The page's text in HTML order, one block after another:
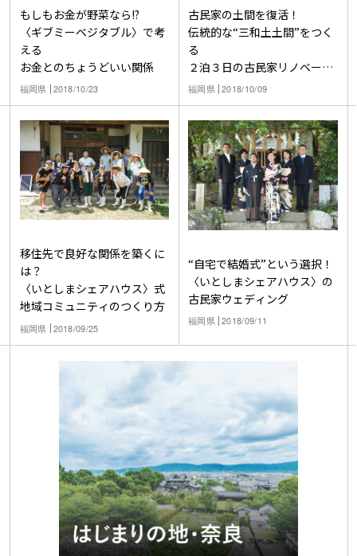
もしもお金が野菜なら!?
〈ギブミーベジタブル〉で考
える
お金とのちょうどいい関係
福岡県 2018/10/23
古民家の土間を復活！
伝統的な“三和土土間”をつく
る
２泊３日の古民家リノベーシ
ョン合宿
福岡県 2018/10/09
移住先で良好な関係を築くに
は？
〈いとしまシェアハウス〉式
地域コミュニティのつくり方
福岡県 2018/09/25
“自宅で結婚式”という選択！
〈いとしまシェアハウス〉の
古民家ウェディング
福岡県 2018/09/11